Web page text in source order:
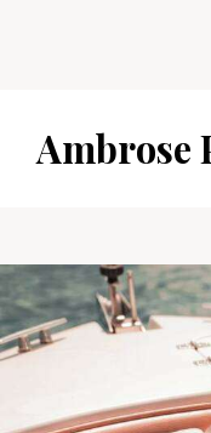
Ambrose